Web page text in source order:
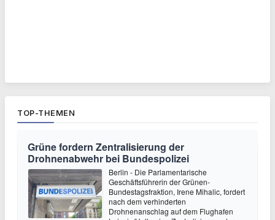
TOP-THEMEN
Grüne fordern Zentralisierung der
Drohnenabwehr bei Bundespolizei
Berlin - Die Parlamentarische
Geschäftsführerin der Grünen-
Bundestagsfraktion, Irene Mihalic, fordert
nach dem verhinderten
Drohnenanschlag auf dem Flughafen